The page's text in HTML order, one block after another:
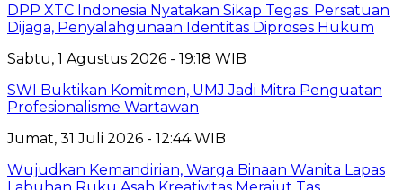
DPP XTC Indonesia Nyatakan Sikap Tegas: Persatuan
Dijaga, Penyalahgunaan Identitas Diproses Hukum
Sabtu, 1 Agustus 2026 - 19:18 WIB
SWI Buktikan Komitmen, UMJ Jadi Mitra Penguatan
Profesionalisme Wartawan
Jumat, 31 Juli 2026 - 12:44 WIB
Wujudkan Kemandirian, Warga Binaan Wanita Lapas